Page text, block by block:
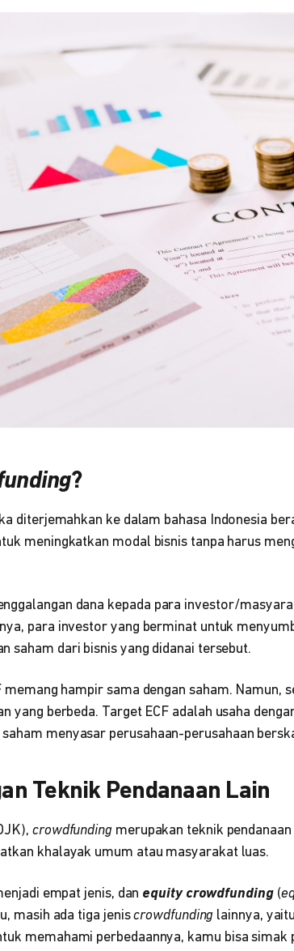
?
diterjemahkan ke dalam bahasa Indonesia
meningkatkan modal bisnis tanpa harus
dana kepada para investor/
para investor yang berminat untuk
saham dari bisnis yang didanai tersebut.
hampir sama dengan saham. Namun,
yang berbeda. Target ECF adalah usaha
menyasar perusahaan-perusahaan
Teknik Pendanaan Lain
crowdfunding merupakan teknik
khalayak umum atau masyarakat luas.
empat jenis, dan equity crowdfunding(
masih ada tiga jeniscrowdfunding lainnya,
memahami perbedaannya, kamu bisa simak